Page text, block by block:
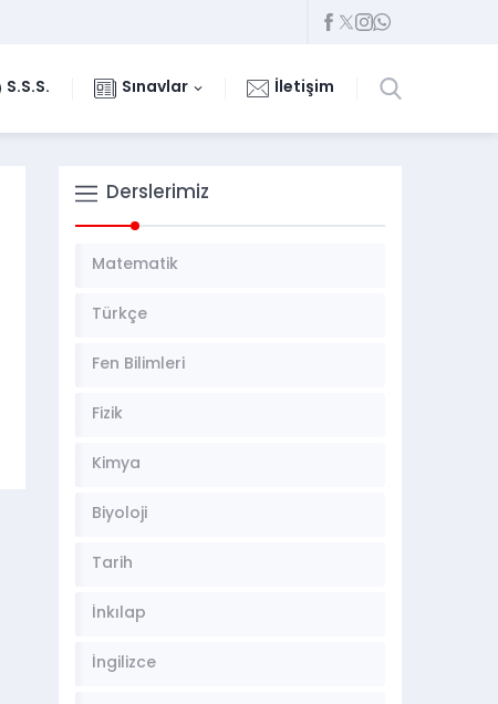
S.S.S. Sınavlar İletişim
Derslerimiz
Matematik
Türkçe
Fen Bilimleri
Fizik
Kimya
Biyoloji
Tarih
İnkılap
İngilizce